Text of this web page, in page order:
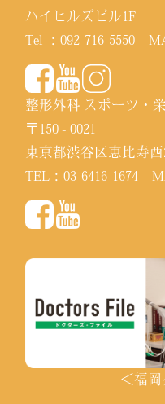
ハイヒルズビル1F
Tel ：092-716-5550
整形外科 スポーツ・
〒150 - 0021
東京都渋谷区恵比寿
TEL：03-6416-1674
＜福岡